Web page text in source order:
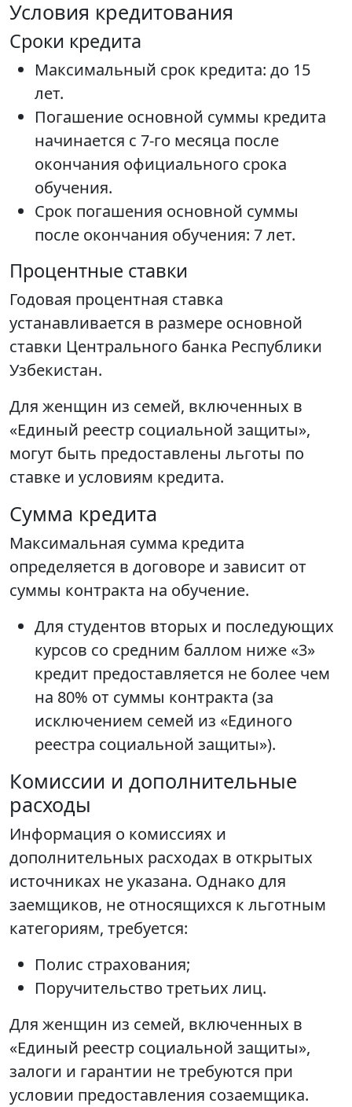
Условия кредитования
Сроки кредита
Максимальный срок кредита: до 15
лет.
Погашение основной суммы кредита
начинается с 7-го месяца после
окончания официального срока
обучения.
Срок погашения основной суммы
после окончания обучения: 7 лет.
Процентные ставки
Годовая процентная ставка
устанавливается в размере основной
ставки Центрального банка Республики
Узбекистан.
Для женщин из семей, включенных в
«Единый реестр социальной защиты»,
могут быть предоставлены льготы по
ставке и условиям кредита.
Сумма кредита
Максимальная сумма кредита
определяется в договоре и зависит от
суммы контракта на обучение.
Для студентов вторых и последующих
курсов со средним баллом ниже «3»
кредит предоставляется не более чем
на 80% от суммы контракта (за
исключением семей из «Единого
реестра социальной защиты»).
Комиссии и дополнительные
расходы
Информация о комиссиях и
дополнительных расходах в открытых
источниках не указана. Однако для
заемщиков, не относящихся к льготным
категориям, требуется:
Полис страхования;
Поручительство третьих лиц.
Для женщин из семей, включенных в
«Единый реестр социальной защиты»,
залоги и гарантии не требуются при
условии предоставления созаемщика.